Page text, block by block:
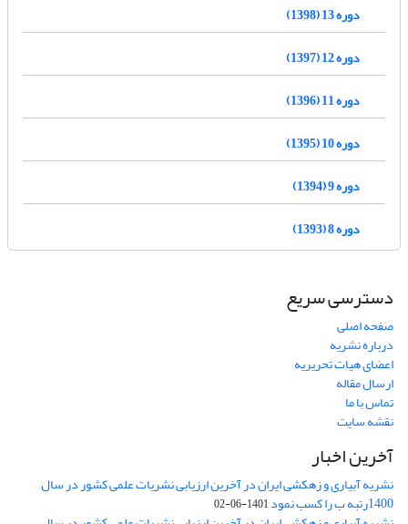
دوره 13 (1398)
دوره 12 (1397)
دوره 11 (1396)
دوره 10 (1395)
دوره 9 (1394)
دوره 8 (1393)
دسترسی سریع
صفحه اصلی
درباره نشریه
اعضای هیات تحریریه
ارسال مقاله
تماس با ما
نقشه سایت
آخرین اخبار
نشریه آبیاری و زهکشی ایران در آخرین ارزیابی نشریات علمی کشور در سال
1400رتبه ب را کسب نمود 1401-06-02